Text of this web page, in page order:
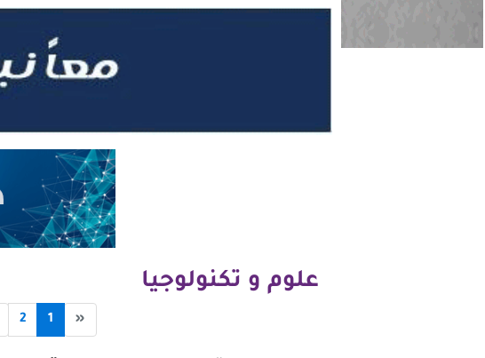
علوم و تكنولوجيا
«
1
2